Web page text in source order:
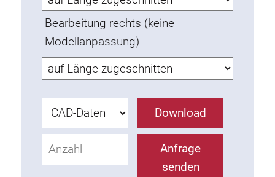
Kabelkanäle
Flächenelemente
Scharniere und Gelenke
Beschläge
Pneumatik Elemente
Dynamische Elemente
Eckelement
Hubsäulen
Bearbeitung rechts (keine
Modellanpassung)
Download
Anfrage
senden